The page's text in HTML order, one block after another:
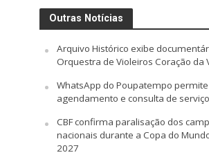
Outras Notícias
Arquivo Histórico exibe
Orquestra de Violeiros Coração da
WhatsApp do Poupatempo permite
agendamento e consulta de
CBF confirma paralisação dos
nacionais durante a Copa do
2027